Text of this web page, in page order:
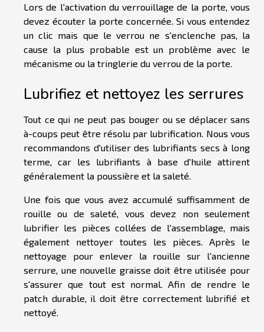
Lors de l'activation du verrouillage de la porte, vous
devez écouter la porte concernée. Si vous entendez
un clic mais que le verrou ne s'enclenche pas, la
cause la plus probable est un problème avec le
mécanisme ou la tringlerie du verrou de la porte.
Lubrifiez et nettoyez les serrures
Tout ce qui ne peut pas bouger ou se déplacer sans
à-coups peut être résolu par lubrification. Nous vous
recommandons d'utiliser des lubrifiants secs à long
terme, car les lubrifiants à base d'huile attirent
généralement la poussière et la saleté.
Une fois que vous avez accumulé suffisamment de
rouille ou de saleté, vous devez non seulement
lubrifier les pièces collées de l'assemblage, mais
également nettoyer toutes les pièces. Après le
nettoyage pour enlever la rouille sur l'ancienne
serrure, une nouvelle graisse doit être utilisée pour
s'assurer que tout est normal. Afin de rendre le
patch durable, il doit être correctement lubrifié et
nettoyé.